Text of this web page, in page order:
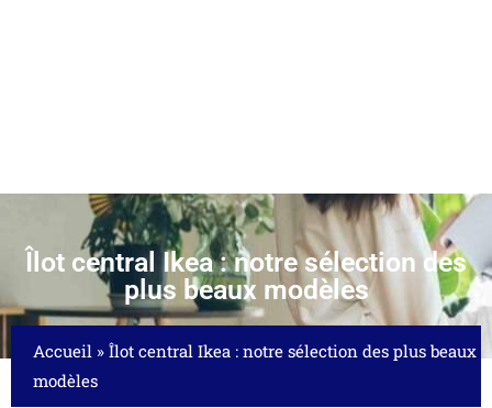
Îlot central Ikea : notre sélection des
plus beaux modèles
Accueil » Îlot central Ikea : notre sélection des plus beaux
modèles